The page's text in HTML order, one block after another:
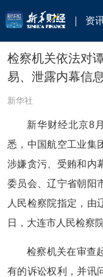
资
检察机关依法对
易、泄露内幕信
新华社
新华财经北京8
悉，中国航空工业集
涉嫌贪污、受贿和内
委员会、辽宁省朝阳
人民检察院指定，由
日，大连市人民检察
检察机关在审查
有的诉讼权利，并讯